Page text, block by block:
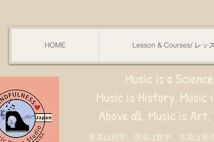
HOME Lesson & Courses/ レッ
Music is a
Music is History. Music is
all, Music is Art. Through
音楽は科学、音楽は数学、音楽は言